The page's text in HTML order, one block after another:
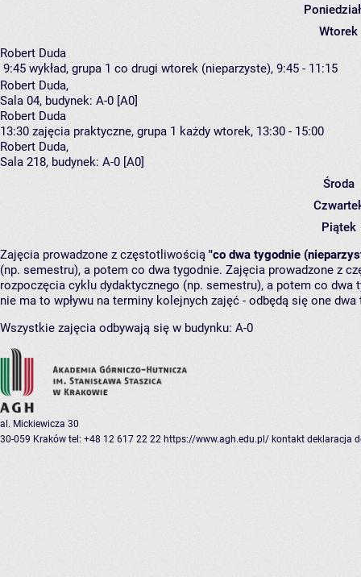
Wtorek
Robert Duda
9:45 wykład, grupa 1 co drugi wtorek (nieparzyste), 9:45 - 11:15
Robert Duda,
Sala 04, budynek: A-0 [A0]
Robert Duda
13:30 zajęcia praktyczne, grupa 1 każdy wtorek, 13:30 - 15:00
Robert Duda,
Sala 218, budynek: A-0 [A0]
Środa
Piątek
Zajęcia prowadzone z częstotliwością "co dwa tygodnie
(np. semestru), a potem co dwa tygodnie. Zajęcia prowadzone z
rozpoczęcia cyklu dydaktycznego (np. semestru), a potem co
nie ma to wpływu na terminy kolejnych zajęć - odbędą się one
Wszystkie zajęcia odbywają się w budynku: A-0
al. Mickiewicza 30
30-059 Kraków tel: +48 12 617 22 22 https://www.agh.edu.pl/ kontakt deklaracja